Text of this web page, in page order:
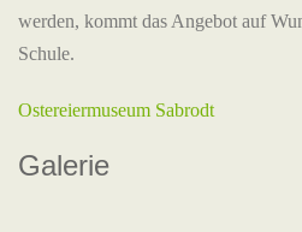
werden, kommt das Angebot auf
Schule.
Ostereiermuseum Sabrodt
Galerie